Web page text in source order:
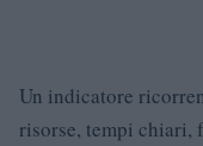
Un indicatore
risorse, tempi chiari,